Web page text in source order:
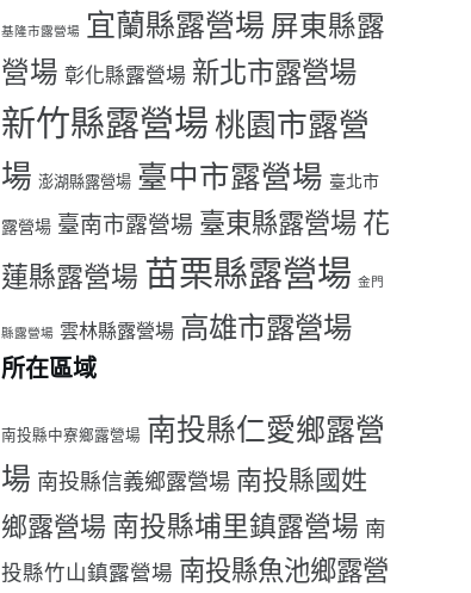
基隆市露營場 宜蘭縣露營場 屏東縣露
營場 彰化縣露營場 新北市露營場
新竹縣露營場 桃園市露營
場 澎湖縣露營場 臺中市露營場 臺北市
露營場 臺南市露營場 臺東縣露營場 花
蓮縣露營場 苗栗縣露營場 金門
縣露營場 雲林縣露營場 高雄市露營場
所在區域
南投縣中寮鄉露營場 南投縣仁愛鄉露營
場 南投縣信義鄉露營場 南投縣國姓
鄉露營場 南投縣埔里鎮露營場 南
投縣竹山鎮露營場 南投縣魚池鄉露營